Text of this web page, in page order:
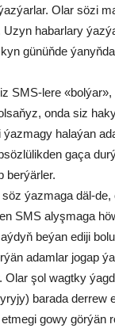
Olar sö­zi
Uzyn ha­bar­la­ry
gü­nüň­de
SMS-le­re
on­da siz
ýaz­ma­gy ha­la­ýan
ga­ça
ber­ýär­ler.
ýaz­ma­ga däl-
SMS alyş­ma­ga
be­ýan edi­ji
adam­lar jo­gap
Olar şol wagt­ky
ba­ra­da der­rew
go­wy gö­rýän